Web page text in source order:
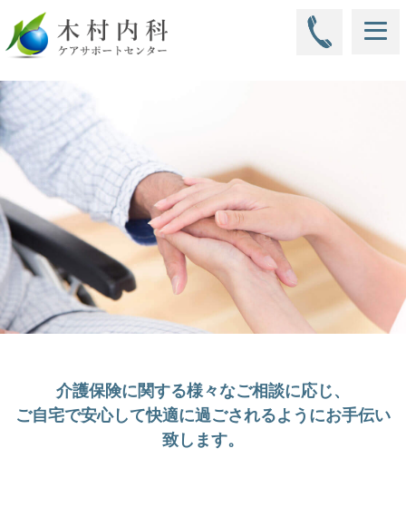
介護保険に関する様々なご相談に応じ、
ご自宅で安心して快適に過ごされるようにお手伝い
致します。